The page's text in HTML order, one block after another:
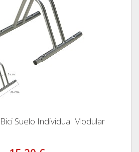
Suelo Individual Modular